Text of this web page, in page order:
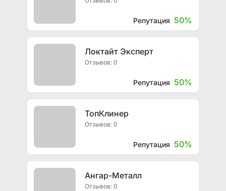
Репутация 50%
Локтайт Эксперт
Отзывов: 0
Репутация 50%
ТопКлинер
Отзывов: 0
Репутация 50%
Ангар-Металл
Отзывов: 0